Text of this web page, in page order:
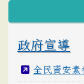
政府宣導
全民資安素